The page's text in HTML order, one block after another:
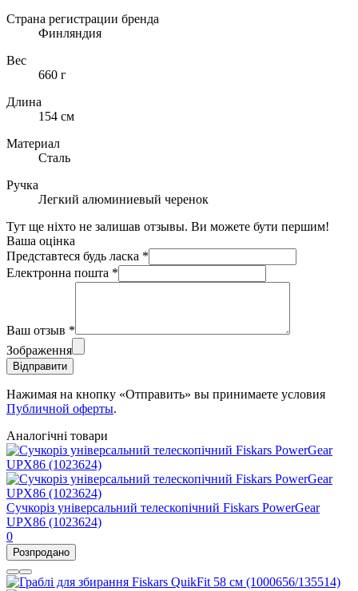
Страна регистрации бренда
Финляндия
Вес
660 г
Длина
154 см
Материал
Сталь
Ручка
Легкий алюминиевый черенок
Тут ще ніхто не залишав отзывы. Ви можете бути першим!
Ваша оцінка
Представтеся будь ласка *
Електронна пошта *
Ваш отзыв *
Зображення
Відправити
Нажимая на кнопку «Отправить» вы принимаете условия
Публичной оферты.
Аналогічні товари
Сучкоріз універсальний телескопічний Fiskars PowerGear
UPX86 (1023624)
0
Розпродано